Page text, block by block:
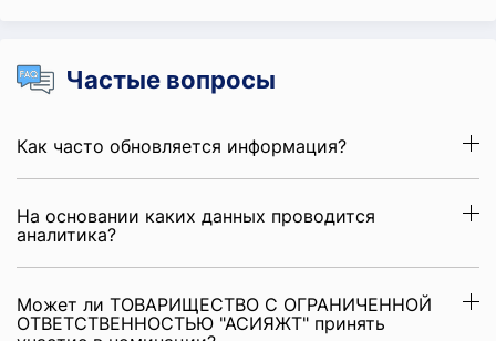
Частые вопросы
Как часто обновляется информация?
На основании каких данных проводится
аналитика?
Может ли ТОВАРИЩЕСТВО С ОГРАНИЧЕННОЙ
ОТВЕТСТВЕННОСТЬЮ "АСИЯЖТ" принять